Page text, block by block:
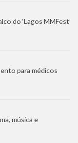
do ‘Lagos MMFest’
para médicos
música e